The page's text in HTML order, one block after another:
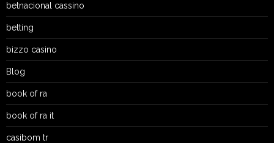
betnacional cassino
betting
bizzo casino
Blog
book of ra
book of ra it
casibom tr